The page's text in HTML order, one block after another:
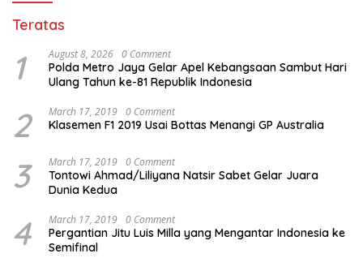
Teratas
1 August 8, 2026 0 Comment
Polda Metro Jaya Gelar Apel Kebangsaan Sambut Hari
Ulang Tahun ke-81 Republik Indonesia
2 March 17, 2019 0 Comment
Klasemen F1 2019 Usai Bottas Menangi GP Australia
3 March 17, 2019 0 Comment
Tontowi Ahmad/Liliyana Natsir Sabet Gelar Juara
Dunia Kedua
4 March 17, 2019 0 Comment
Pergantian Jitu Luis Milla yang Mengantar Indonesia ke
Semifinal